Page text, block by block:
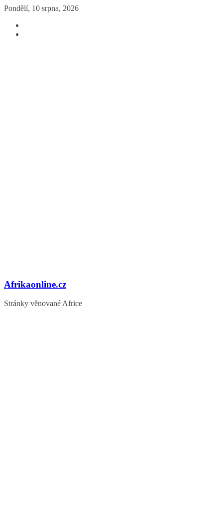
Přeskočit
obsah
Pondělí, 10 srpna, 2026
Afrikaonline.cz
Stránky věnované Africe